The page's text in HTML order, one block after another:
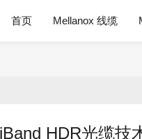
首页 Mellanox 线缆
HDR光缆技